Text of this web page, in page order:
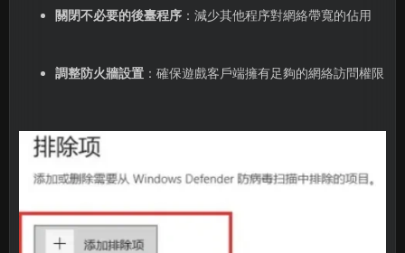
關閉不必要的後臺程序：減少其他程序對網絡帶寬的佔用
調整防火牆設置：確保遊戲客戶端擁有足夠的網絡訪問權限